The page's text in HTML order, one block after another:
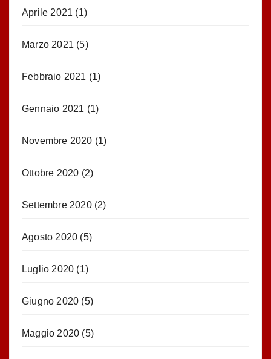
Aprile 2021 (1)
Marzo 2021 (5)
Febbraio 2021 (1)
Gennaio 2021 (1)
Novembre 2020 (1)
Ottobre 2020 (2)
Settembre 2020(2)
Agosto 2020 (5)
Luglio 2020 (1)
Giugno 2020 (5)
Maggio 2020 (5)